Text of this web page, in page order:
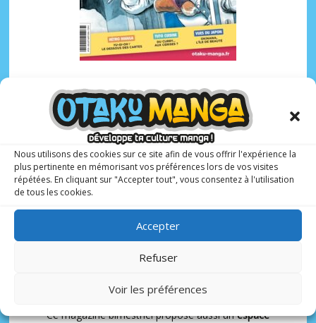
Nous utilisons des cookies sur ce site afin de vous offrir l'expérience la
plus pertinente en mémorisant vos préférences lors de vos visites
répétées. En cliquant sur "Accepter tout", vous consentez à l'utilisation
de tous les cookies.
Accepter
Refuser
Voir les préférences
Otaku Manga :
le premiermagazine manga
pour les ados !
6 N° PAR AN
Avec à sa tête un rédacteur en chef spécialisé et
Matthieu Pinon, Otaku Manga présente
aux adolescents.
Ce magazine bimestriel propose aussi unespace